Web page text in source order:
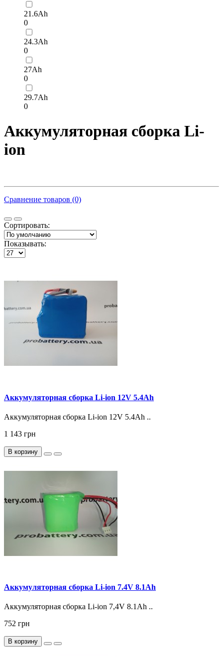
21.6Ah
0
24.3Ah
0
27Ah
0
29.7Ah
0
Аккумуляторная сборка Li-
ion
Сравнение товаров (0)
Сортировать:
Показывать:
Аккумуляторная сборка Li-ion 12V 5.4Ah
Аккумуляторная сборка Li-ion 12V 5.4Ah ..
1 143 грн
В корзину
Аккумуляторная сборка Li-ion 7.4V 8.1Ah
Аккумуляторная сборка Li-ion 7,4V 8.1Ah ..
752 грн
В корзину